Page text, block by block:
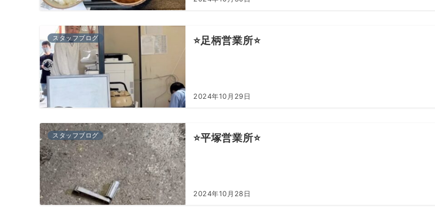
スタッフブログ ⭐️足柄営業所⭐️
2024年10月29日
スタッフブログ ⭐️平塚営業所⭐️
2024年10月28日